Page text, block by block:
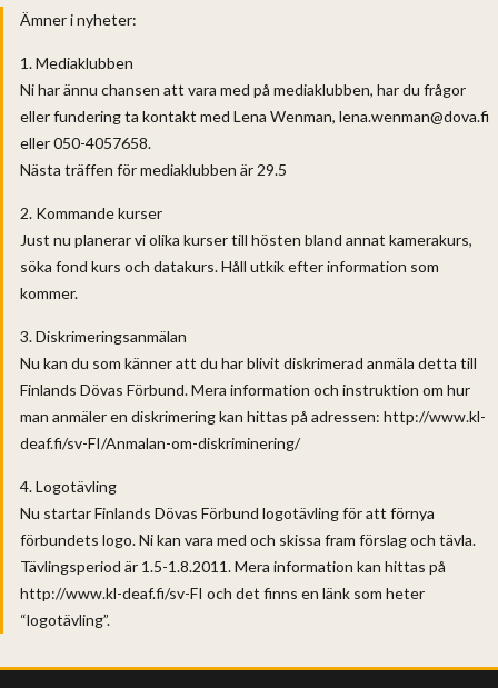
Ämner i nyheter:
1. Mediaklubben
Ni har ännu chansen att vara med på mediaklubben, har du frågor
eller fundering ta kontakt med Lena Wenman, lena.wenman@dova.fi
eller 050-4057658.
Nästa träffen för mediaklubben är 29.5
2. Kommande kurser
Just nu planerar vi olika kurser till hösten bland annat kamerakurs,
söka fond kurs och datakurs. Håll utkik efter information som
kommer.
3. Diskrimeringsanmälan
Nu kan du som känner att du har blivit diskrimerad anmäla detta till
Finlands Dövas Förbund. Mera information och instruktion om hur
man anmäler en diskrimering kan hittas på adressen: http://www.kl-
deaf.fi/sv-FI/Anmalan-om-diskriminering/
4. Logotävling
Nu startar Finlands Dövas Förbund logotävling för att förnya
förbundets logo. Ni kan vara med och skissa fram förslag och tävla.
Tävlingsperiod är 1.5-1.8.2011. Mera information kan hittas på
http://www.kl-deaf.fi/sv-FI och det finns en länk som heter
“logotävling”.